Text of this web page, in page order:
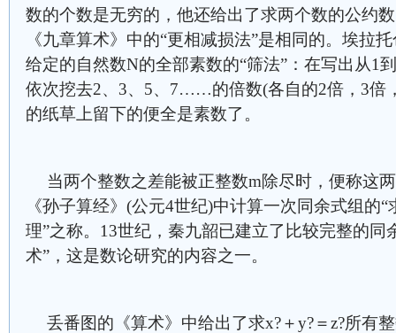
数的个数是无穷的，他还给出了求两个数的公约
《九章算术》中的“更相减损法”是相同的。埃拉
给定的自然数N的全部素数的“筛法”：在写出从1
依次挖去2、3、5、7……的倍数(各自的2倍，3
的纸草上留下的便全是素数了。
当两个整数之差能被正整数m除尽时，便称这
《孙子算经》(公元4世纪)中计算一次同余式组的
理”之称。13世纪，秦九韶已建立了比较完整的
术”，这是数论研究的内容之一。
丢番图的《算术》中给出了求x?＋y?＝z?所有